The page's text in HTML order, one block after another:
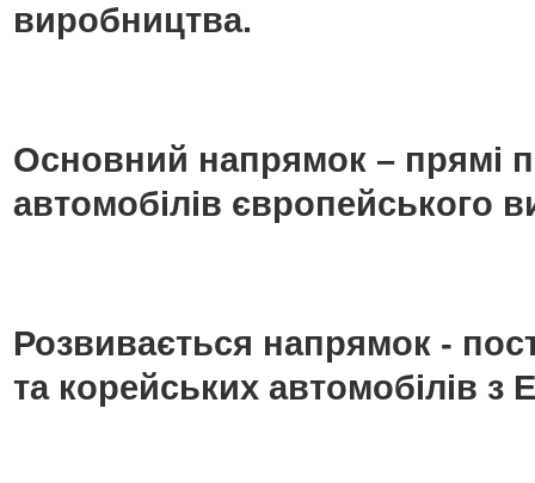
виробництва.
Основний напрямок – прямі
автомобілів європейського
Розвивається напрямок -
та корейських автомобілів з